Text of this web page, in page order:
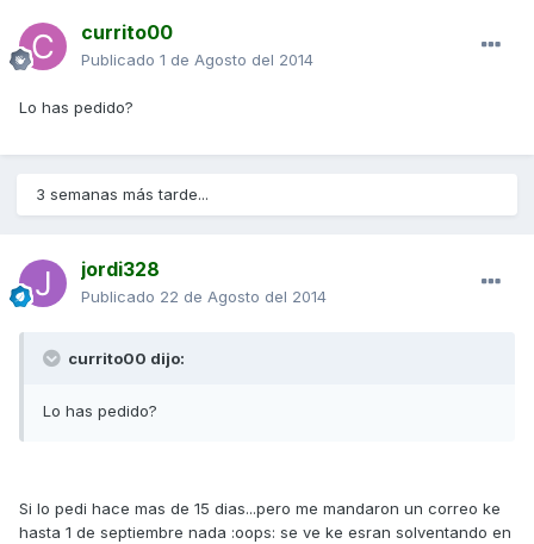
currito00
Publicado 1 de Agosto del 2014
Lo has pedido?
3 semanas más tarde...
jordi328
Publicado 22 de Agosto del 2014
currito00 dijo:
Lo has pedido?
Si lo pedi hace mas de 15 dias...pero me mandaron un correo ke
hasta 1 de septiembre nada :oops: se ve ke esran solventando en